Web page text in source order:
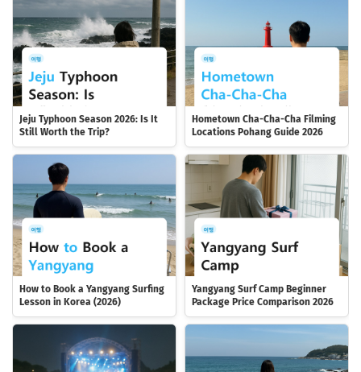
Jeju Typhoon Season 2026: Is It
Still Worth the Trip?
Hometown Cha-Cha-Cha Filming
Locations Pohang Guide 2026
How to Book a Yangyang Surfing
Lesson in Korea (2026)
Yangyang Surf Camp Beginner
Package Price Comparison 2026